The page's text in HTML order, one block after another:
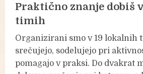
Praktično znanje dobiš
timih
Organizirani smo v 19 lokalnih
srečujejo, sodelujejo pri
pomagajo v praksi. Do dvakrat